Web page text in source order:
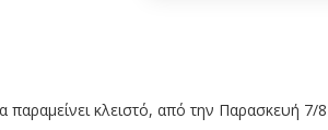
κλειστό, από την Παρασκευή 7/